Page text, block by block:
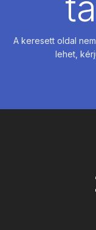
A keresett oldal
lehet,